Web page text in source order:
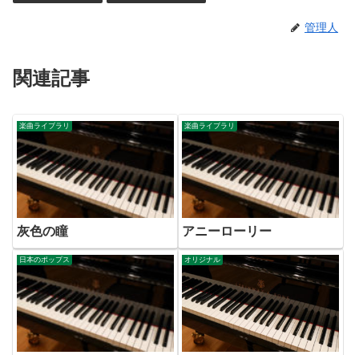
管理人
関連記事
楽曲ライブラリ
灰色の瞳
楽曲ライブラリ
アニーローリー
日本のポップス オリジナル